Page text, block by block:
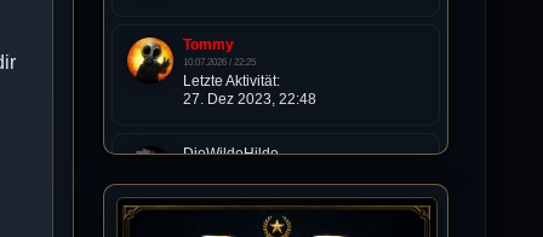
Tommy
10.07.2026 / 22:25
Letzte Aktivität:
27. Dez 2023, 22:48
DieWildeHilde
Happy Birthday Chickpea